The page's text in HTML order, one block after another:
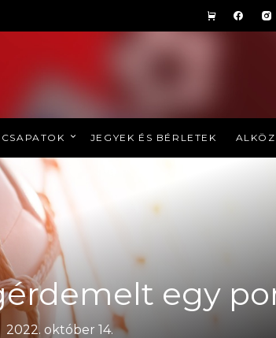
CSAPATOK JEGYEK ÉS BÉRLETEK
egy
2022. október 14.